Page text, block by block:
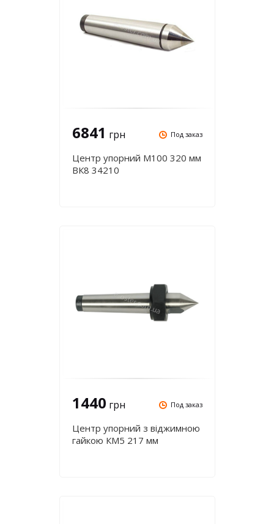
6841 грн Под заказ
Центр упорний М100 320 мм
ВК8 34210
1440 грн Под заказ
Центр упорний з віджимною
гайкою КМ5 217 мм